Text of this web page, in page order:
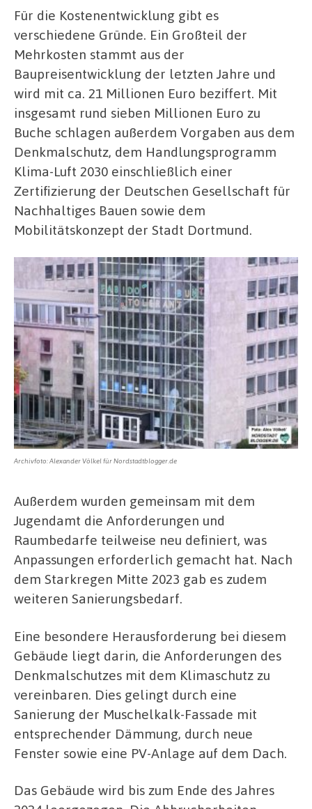
Für die Kostenentwicklung gibt es
verschiedene Gründe. Ein Großteil der
Mehrkosten stammt aus der
Baupreisentwicklung der letzten Jahre und
wird mit ca. 21 Millionen Euro beziffert. Mit
insgesamt rund sieben Millionen Euro zu
Buche schlagen außerdem Vorgaben aus dem
Denkmalschutz, dem Handlungsprogramm
Klima-Luft 2030 einschließlich einer
Zertifizierung der Deutschen Gesellschaft für
Nachhaltiges Bauen sowie dem
Mobilitätskonzept der Stadt Dortmund.
Archivfoto: Alexander Völkel für Nordstadtblogger.de
Außerdem wurden gemeinsam mit dem
Jugendamt die Anforderungen und
Raumbedarfe teilweise neu definiert, was
Anpassungen erforderlich gemacht hat. Nach
dem Starkregen Mitte 2023 gab es zudem
weiteren Sanierungsbedarf.
Eine besondere Herausforderung bei diesem
Gebäude liegt darin, die Anforderungen des
Denkmalschutzes mit dem Klimaschutz zu
vereinbaren. Dies gelingt durch eine
Sanierung der Muschelkalk-Fassade mit
entsprechender Dämmung, durch neue
Fenster sowie eine PV-Anlage auf dem Dach.
Das Gebäude wird bis zum Ende des Jahres